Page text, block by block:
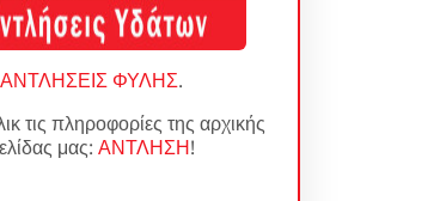
ΑΝΤΛΗΣΕΙΣ ΦΥΛΗΣ.
τις πληροφορίες της αρχικής
μας: ΑΝΤΛΗΣΗ!